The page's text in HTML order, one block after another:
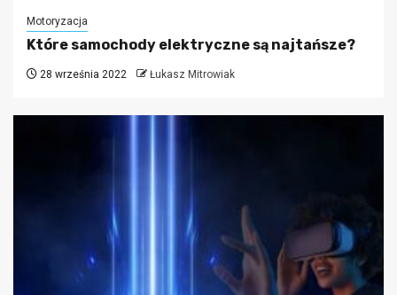
Motoryzacja
Które samochody elektryczne są najtańsze?
28 września 2022 Łukasz Mitrowiak